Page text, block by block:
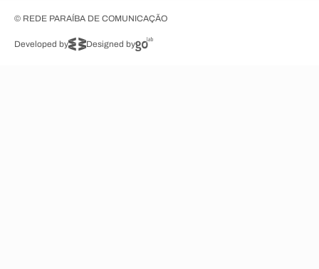
© REDE PARAÍBA DE COMUNICAÇÃO
Developed by Designed by